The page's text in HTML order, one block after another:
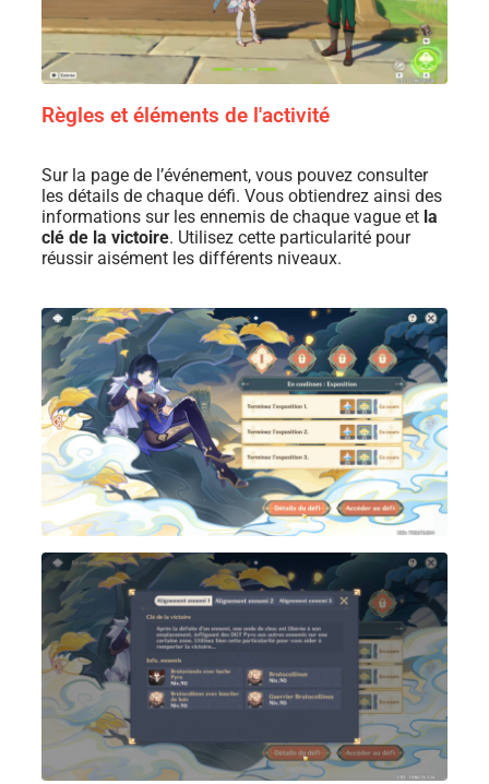
Règles et éléments de l'activité
Sur la page de l’événement, vous pouvez consulter
les détails de chaque défi. Vous obtiendrez ainsi des
informations sur les ennemis de chaque vague et la
clé de la victoire. Utilisez cette particularité pour
réussir aisément les différents niveaux.